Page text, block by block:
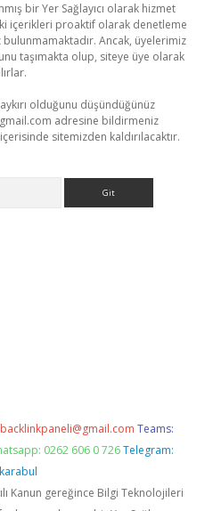
bir Yer Sağlayıcı olarak hizmet
içerikleri proaktif olarak denetleme
Ancak, üyelerimiz
taşımakta olup, siteye üye olarak
olduğunu düşündüğünüz
adresine bildirmeniz
sitemizden kaldırılacaktır.
backlinkpaneli@gmail.com Teams:
0262 606 0 726 Telegram:
Kanun gereğince Bilgi Teknolojileri